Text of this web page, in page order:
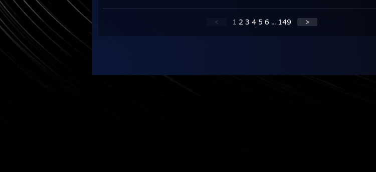
< 1 2 3 4 5 6 ... 149 >